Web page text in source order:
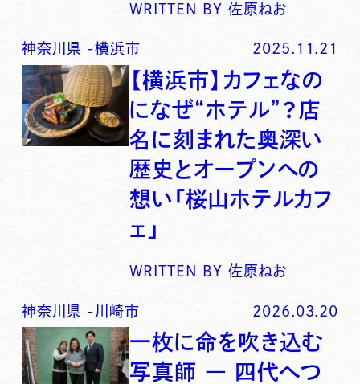
WRITTEN BY 佐原ねお
神奈川県 -横浜市 2025.11.21
【横浜市】カフェなの
になぜ“ホテル”？店
名に刻まれた奥深い
歴史とオープンへの
想い「桜山ホテルカフ
ェ」
WRITTEN BY 佐原ねお
神奈川県 - 川崎市 2026.03.20
一枚に命を吹き込む
写真師 ― 四代へつ